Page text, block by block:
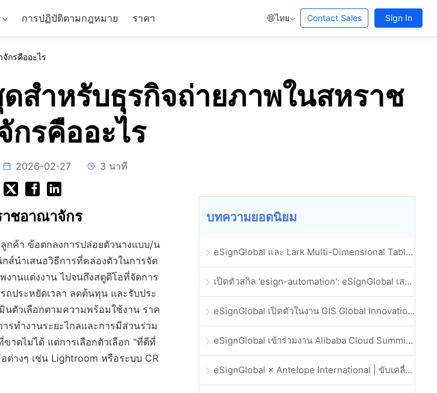
การปฏิบัติตามกฎหมาย ราคา ไทย Contact Sales Sign In
กรคืออะไร
สำหรับธุรกิจถ่ายภาพในสหราช
รคืออะไร
2026-02-27 3 นาที
ชอาณาจักร
ค้า ข้อตกลงการปล่อยตัวนางแบบ/น
ส์นำเสนอวิธีการที่คล่องตัวในการจัด
านแต่งงาน ไปจนถึงสตูดิโอที่จัดการ
ประหยัดเวลา ลดต้นทุน และรับประ
ตัวเลือกตามความพร้อมใช้งาน ราค
รทำงานระยะไกลและการมีส่วนร่วม
าดไม่ได้ แต่การเลือกตัวเลือก "ที่ดีที่
างๆ เช่น Lightroom หรือระบบ CR
บทความยอดนิยม
eSignGlobal และ Lark Multi-Dimensional Table ผสานรวมกันอย่างเป็นทางการ: การลงนามและการเก็บถาวรสัญญาอิเล็กทรอนิกส์แบบอัตโนมัติเต็มรูปแบบ
เปิดตัวสกิล 'esign-automation': eSignGlobal เสริมศักยภาพให้ OpenClaw ด้วยลายเซ็นอิเล็กทรอนิกส์อัตโนมัติ
eSignGlobal เปิดตัวในงาน GIS Global Innovation Exhibition 2025
eSignGlobal เข้าร่วมงาน Alibaba Cloud Summit 2025 ที่ฮ่องกง เพื่อขับเคลื่อนนวัตกรรมคลาวด์ที่ขับเคลื่อนด้วย AI และความเชื่อมั่นทางดิจิทัล
eSignGlobal × Antelope International | ขับเคลื่อนเวิร์กโฟลดิจิทัลที่ปลอดภัยและขับเคลื่อนด้วย AI